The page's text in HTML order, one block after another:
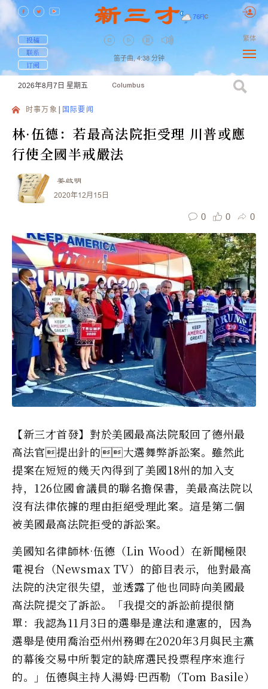
76F| C
投稿
联系
订阅
笛子曲, 4:38 分钟
繁体
2026年8月7日 星期五 Columbus
时事万象 国际要闻
林·伍德：若最高法院拒受理 川普或應
行使全國半戒嚴法
姜啟明
2020年12月15日
0 0 0
【新三才首發】對於美國最高法院駁回了德州最
高法官提出針的大選舞弊訴訟案。雖然此
提案在短短的幾天內得到了美國18州的加入支
持，126位國會議員的聯名擔保書，美最高法院以
沒有法律依據的理由拒絕受理此案。這是第二個
被美國最高法院拒受的訴訟案。
美國知名律師林·伍德（Lin Wood）在新聞極限
電視台（Newsmax TV）的節目表示，他對最高
法院的決定很失望，並透露了他也同時向美國最
高法院提交了訴訟。「我提交的訴訟前提很簡
單：我認為11月3日的選舉是違法和違憲的，因為
選舉是使用喬治亞州州務卿在2020年3月與民主黨
的幕後交易中所製定的缺席選民投票程序來進行
的。」伍德與主持人湯姆·巴西勒（Tom Basile）